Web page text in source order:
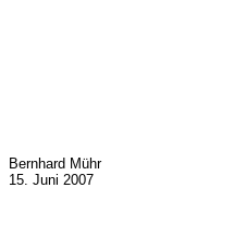
Bernhard Mühr
15. Juni 2007